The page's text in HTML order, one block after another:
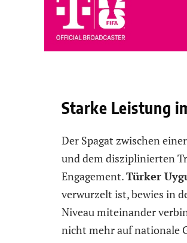
Starke Leistung
Der Spagat zwischen
und dem disziplinierten
Engagement.Türker
verwurzelt ist, bewies in
Niveau miteinander
nicht mehr auf nationale